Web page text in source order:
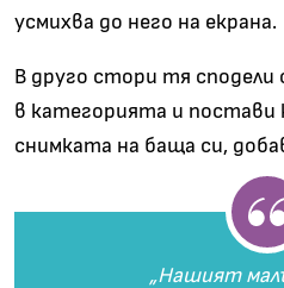
усмихва до него на екрана.
В друго стори тя
в категорията и постави
снимката на баща си,
„Нашият